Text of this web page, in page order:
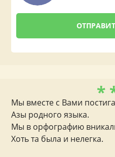
*
Мы вместе с Вами
Азы родного языка.
Мы в орфографию
Хоть та была и нелегка.